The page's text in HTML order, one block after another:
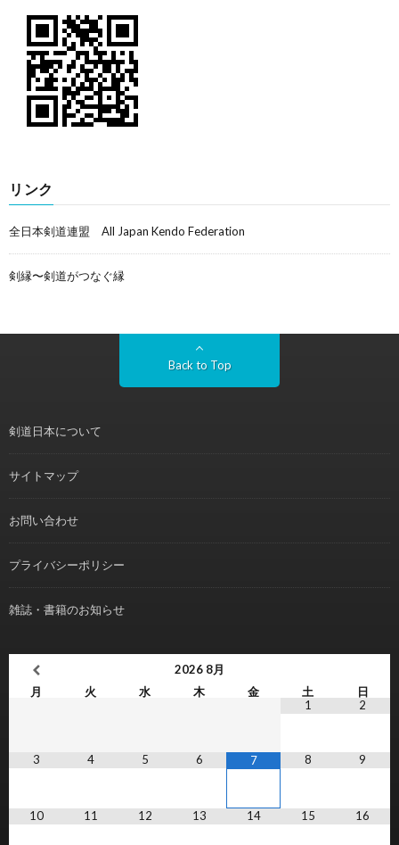
リンク
全日本剣道連盟 All Japan Kendo Federation
剣縁〜剣道がつなぐ縁
Back to Top
剣道日本について
サイトマップ
お問い合わせ
プライバシーポリシー
雑誌・書籍のお知らせ
2026 8月
月
火 水 木 金 土
日
1
2
3 4 5 6 7 8 9
10 11 12 13 14 15 16